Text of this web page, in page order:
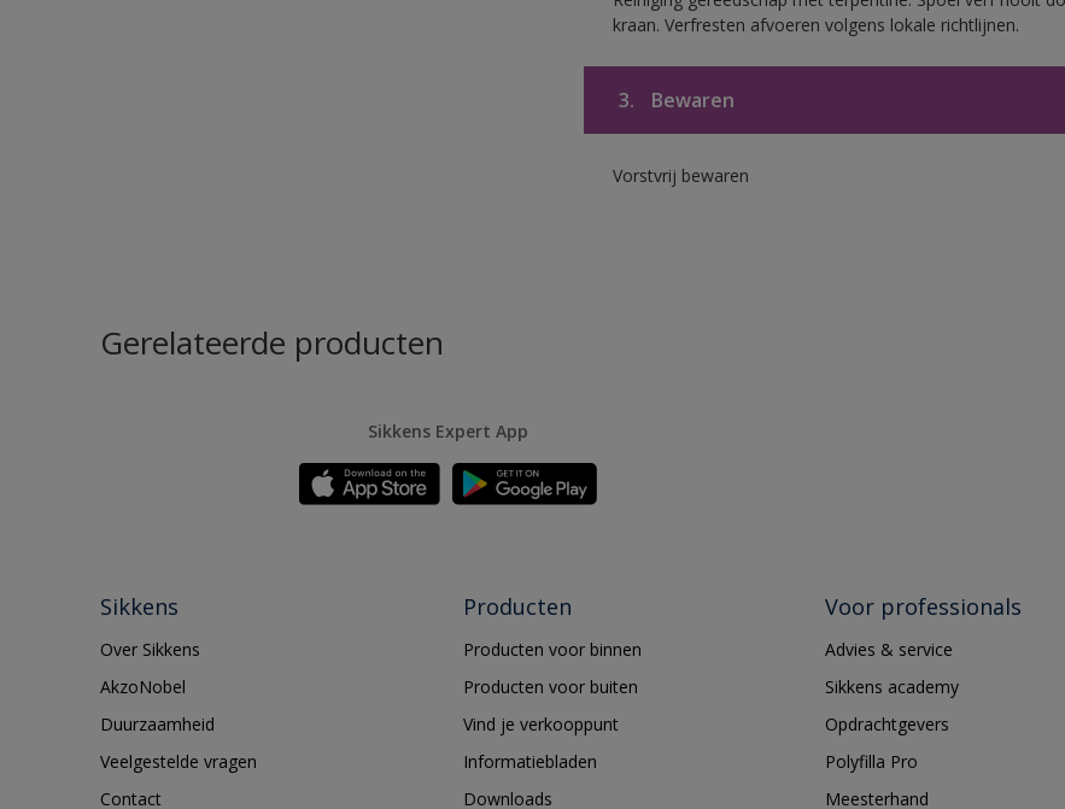
kraan. Verfresten afvoeren volgens lokale richtlijnen.
3. Bewaren
Vorstvrij bewaren
Gerelateerde producten
Sikkens Expert App
Sikkens
Over Sikkens
AkzoNobel
Duurzaamheid
Veelgestelde vragen
Contact
Producten
Producten voor binnen
Producten voor buiten
Vind je verkooppunt
Informatiebladen
Downloads
Voor professionals
Advies & service
Sikkens academy
Opdrachtgevers
Polyfilla Pro
Meesterhand